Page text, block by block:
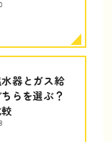
器とガス給
らを選ぶ？